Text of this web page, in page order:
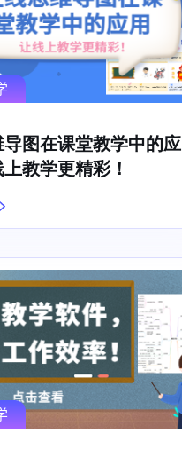
图在课堂教学中的应
教学更精彩！